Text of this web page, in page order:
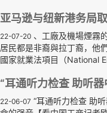
亚马逊与纽新港务局
22-07-20 、工廠及機場煙霧
居民都是非裔與拉丁裔，他
國家就業法項目（National
“耳通听力检查 助听器
22-06-07 “耳通听力检查 助